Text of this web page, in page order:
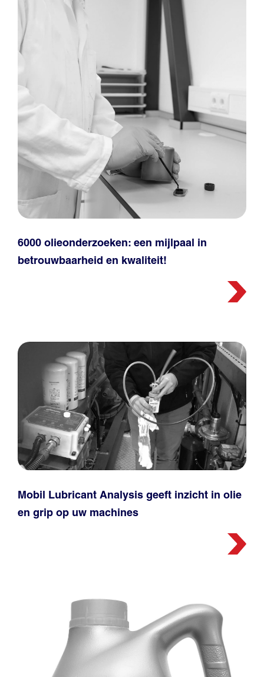
6000 olieonderzoeken: een mijlpaal in
betrouwbaarheid en kwaliteit!
Mobil Lubricant Analysis geeft inzicht in olie
en grip op uw machines